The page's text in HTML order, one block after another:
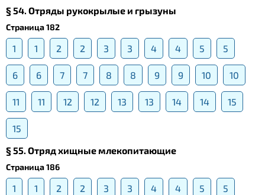
§ 54. Отряды рукокрылые и грызуны
Страница 182
1 1 2 2 3 3 4 4 5 5
6 6 7 7 8 8 9 9 10 10
11 11 12 12 13 13 14 14 15
15
§ 55. Отряд хищные млекопитающие
Страница 186
1 1 2 2 3 3 4 4 5 5